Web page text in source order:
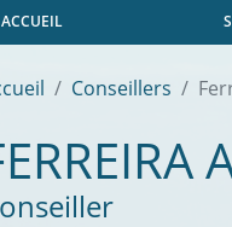
ACCUEIL
Conseillers